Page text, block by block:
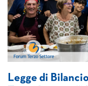
Legge di